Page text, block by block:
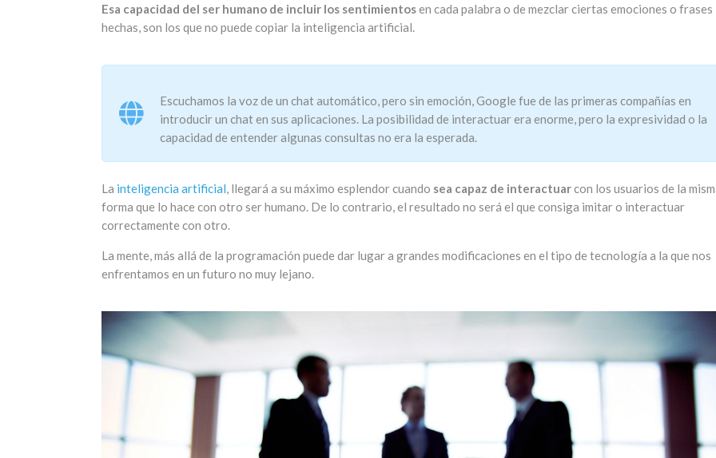
Esa capacidad del ser humano de incluir los sentimientosen cada palabra o de mezclar ciertas emociones o frases
hechas, son los que no puede copiar la inteligencia artificial.
Escuchamos la voz de un chat automático, pero sin emoción, Google fue de las primeras compañías en
introducir un chat en sus aplicaciones. La posibilidad de interactuar era enorme, pero la expresividad o la
capacidad de entender algunas consultas no era la esperada.
La inteligencia artificial, llegará a su máximo esplendor cuando sea capaz de interactuarcon los usuarios de la
forma que lo hace con otro ser humano. De lo contrario, el resultado no será el que consiga imitar o interactuar
correctamente con otro.
La mente, más allá de la programación puede dar lugar a grandes modificaciones en el tipo de tecnología a la que nos
enfrentamos en un futuro no muy lejano.